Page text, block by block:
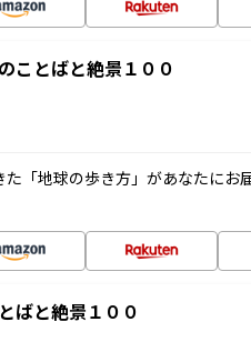
ことばと絶景１００
「地球の歩き方」があなたにお
ばと絶景１００